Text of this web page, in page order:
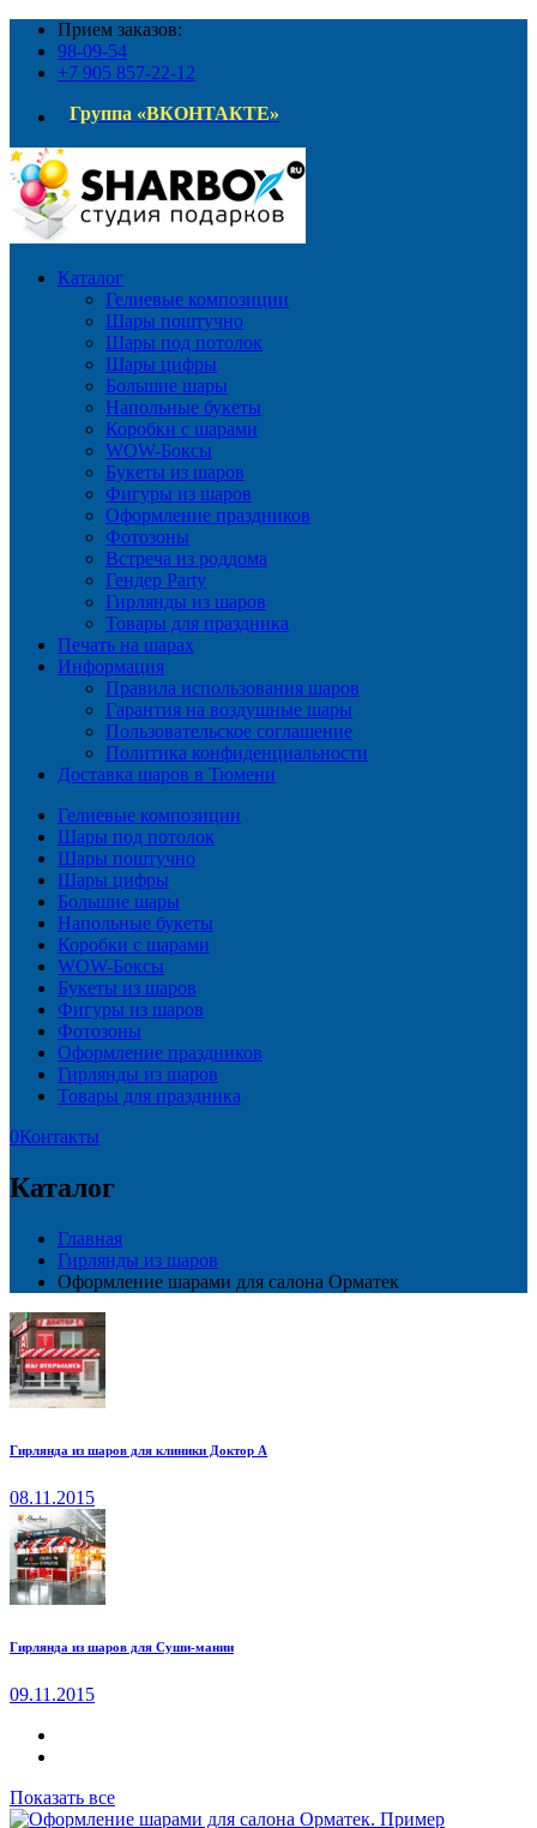
Прием заказов:
98-09-54
+7 905 857-22-12
Группа «ВКОНТАКТЕ»
Каталог
Гелиевые композиции
Шары поштучно
Шары под потолок
Шары цифры
Большие шары
Напольные букеты
Коробки с шарами
WOW-Боксы
Букеты из шаров
Фигуры из шаров
Оформление праздников
Фотозоны
Встреча из роддома
Гендер Party
Гирлянды из шаров
Товары для праздника
Печать на шарах
Информация
Правила использования шаров
Гарантия на воздушные шары
Пользовательское соглашение
Политика конфиденциальности
Доставка шаров в Тюмени
Гелиевые композиции
Шары под потолок
Шары поштучно
Шары цифры
Большие шары
Напольные букеты
Коробки с шарами
WOW-Боксы
Букеты из шаров
Фигуры из шаров
Фотозоны
Оформление праздников
Гирлянды из шаров
Товары для праздника
0Контакты
Каталог
Главная
Гирлянды из шаров
Оформление шарами для салона Орматек
Гирлянда из шаров для клиники Доктор А
08.11.2015
Гирлянда из шаров для Суши-мании
09.11.2015
Показать все